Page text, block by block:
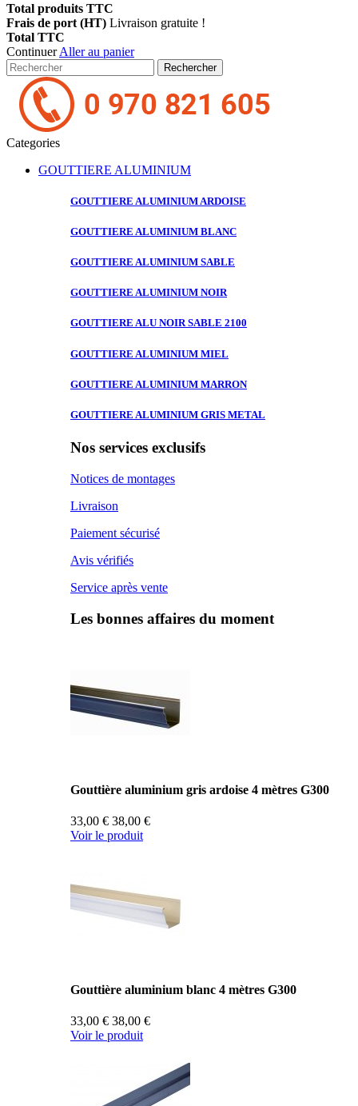
Total produits TTC
Frais de port (HT) Livraison gratuite !
Total TTC
ContinuerAller au panier
Rechercher
Categories
GOUTTIERE ALUMINIUM
GOUTTIERE ALUMINIUM ARDOISE
GOUTTIERE ALUMINIUM BLANC
GOUTTIERE ALUMINIUM SABLE
GOUTTIERE ALUMINIUM NOIR
GOUTTIERE ALU NOIR SABLE 2100
GOUTTIERE ALUMINIUM MIEL
GOUTTIERE ALUMINIUM MARRON
GOUTTIERE ALUMINIUM GRIS METAL
Nos services exclusifs
Notices de montages
Livraison
Paiement sécurisé
Avis vérifiés
Service après vente
Les bonnes affaires du moment
Gouttière aluminium gris ardoise 4 mètres G300
33,00 € 38,00 €
Voir le produit
Gouttière aluminium blanc 4 mètres G300
33,00 € 38,00 €
Voir le produit